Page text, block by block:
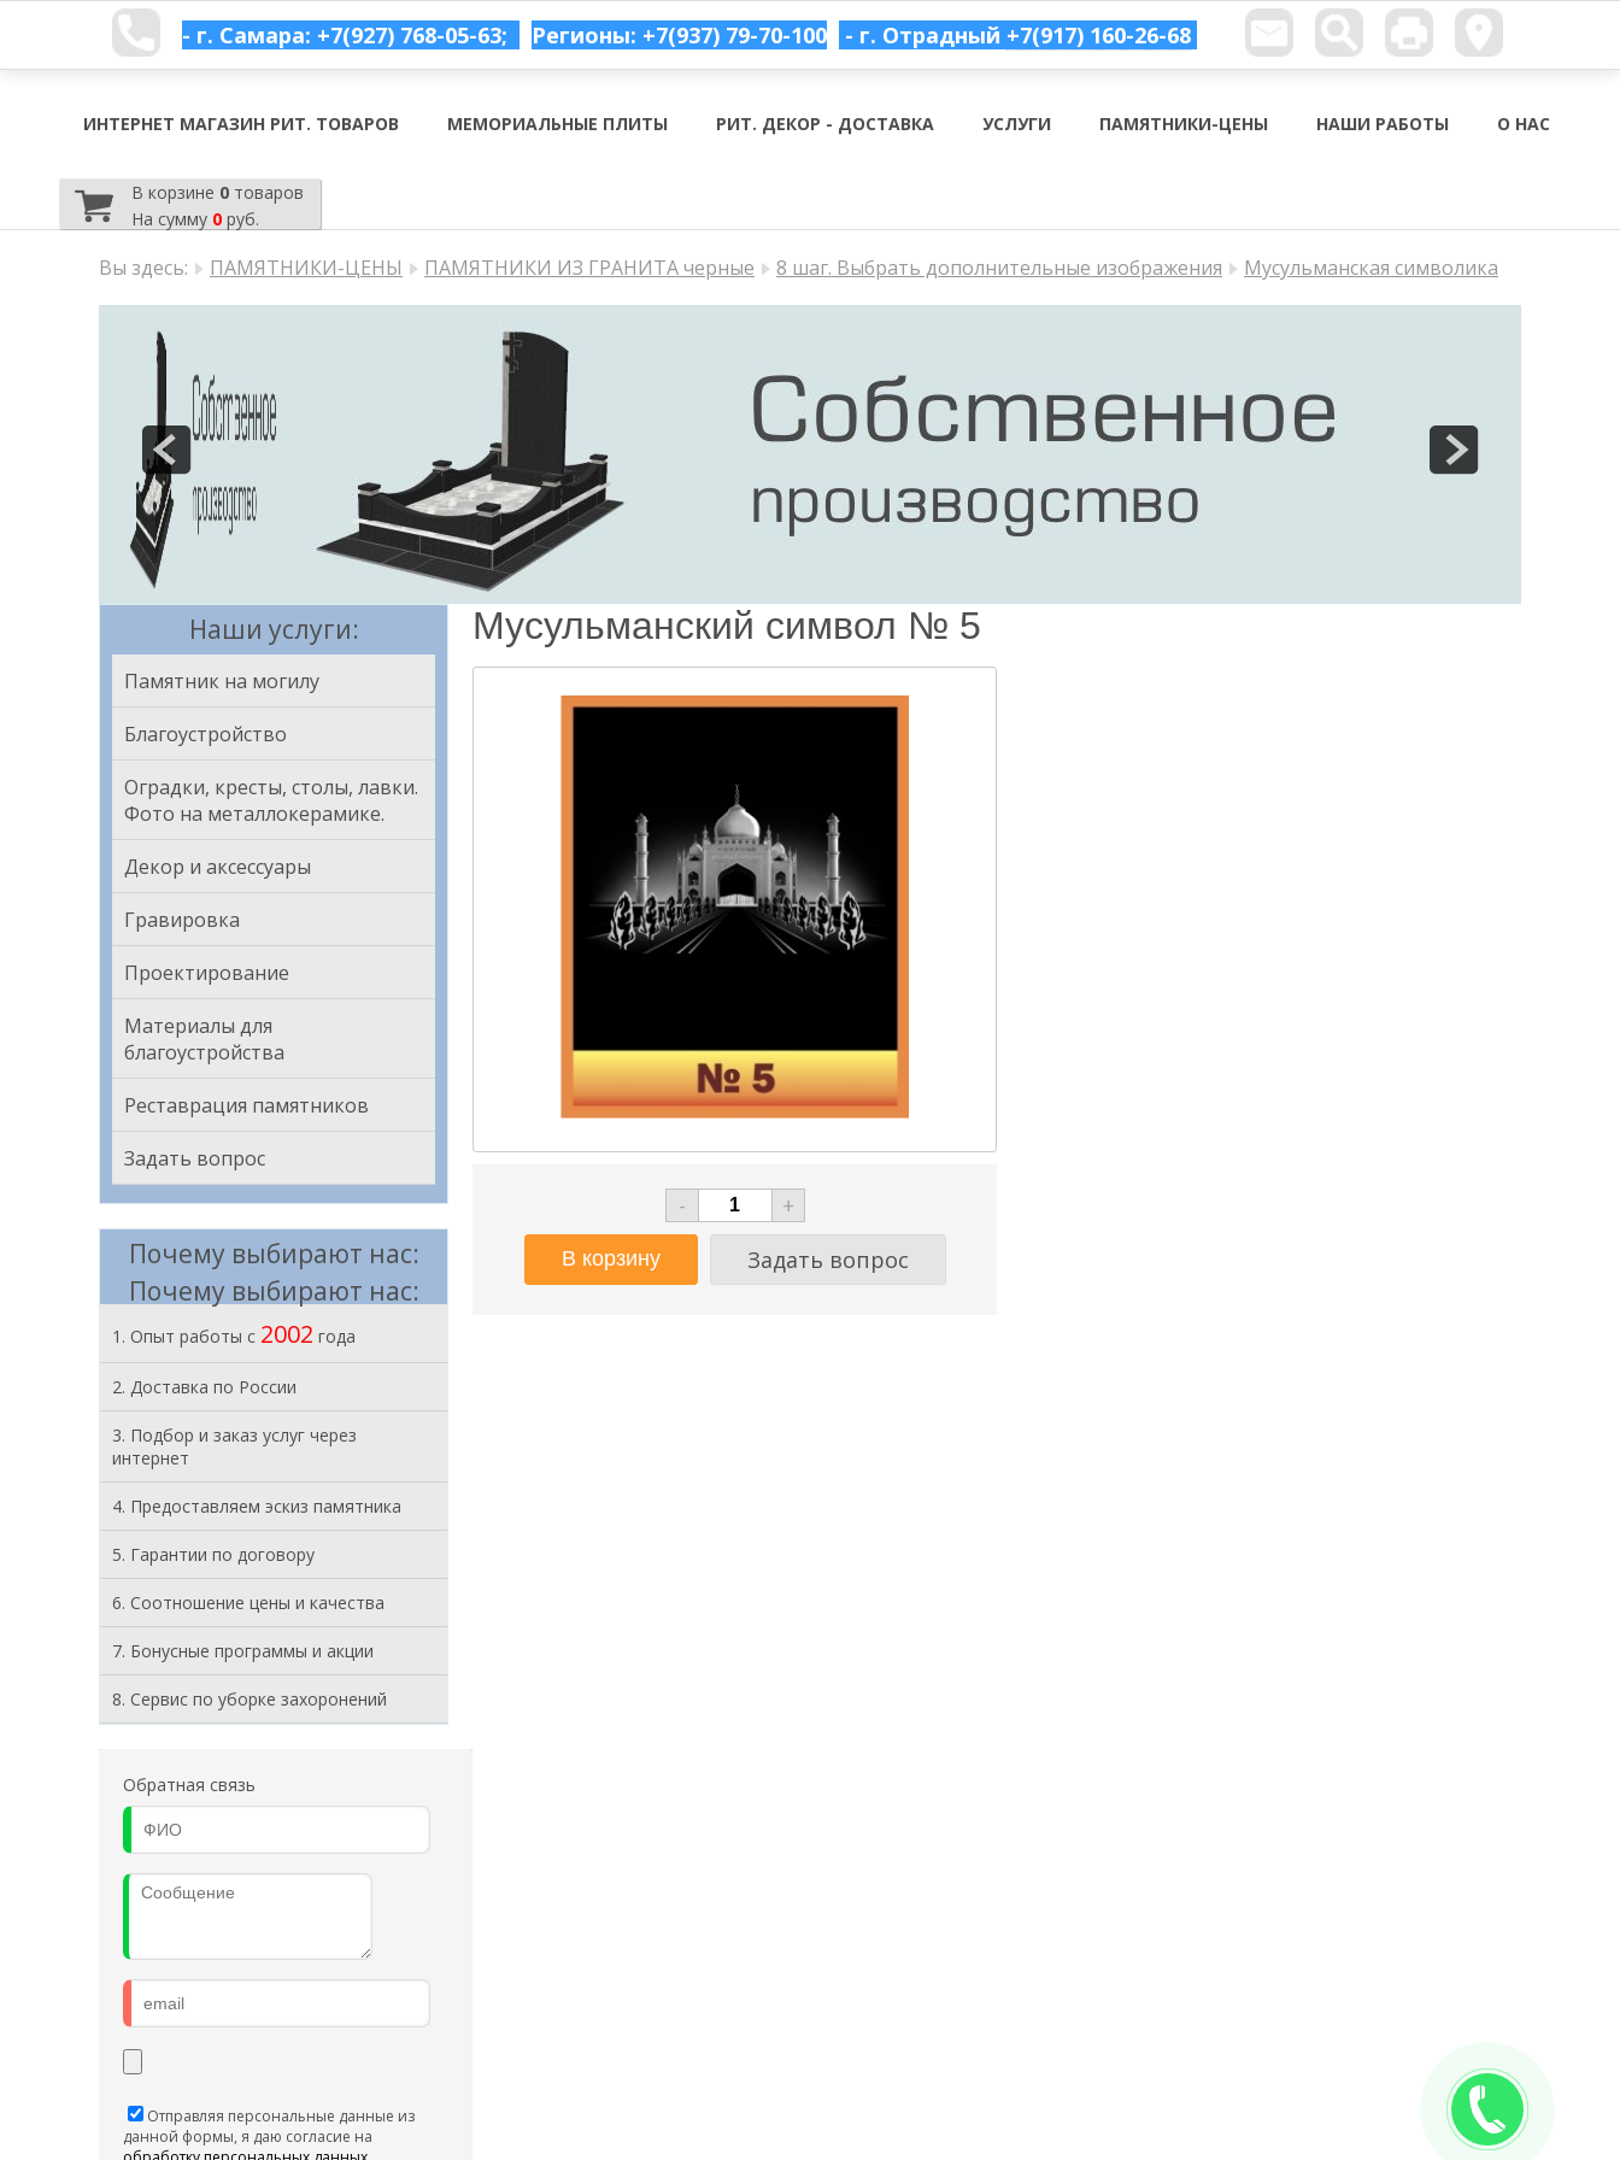
- г. Самара: +7(927) 768-05-63; Регионы: +7(937) 79-70-100 - г. Отрадный +7(917) 160-26-68
ИНТЕРНЕТ МАГАЗИН РИТ. ТОВАРОВ МЕМОРИАЛЬНЫЕ ПЛИТЫ РИТ. ДЕКОР - ДОСТАВКА УСЛУГИ ПАМЯТНИКИ-ЦЕНЫ НАШИ РАБОТЫ О НАС
В корзине 0товаров
На сумму 0руб.
Вы здесь: ПАМЯТНИКИ-ЦЕНЫ ПАМЯТНИКИ ИЗ ГРАНИТА черные 8 шаг. Выбрать дополнительные изображения Мусульманская символика
Наши услуги:
Памятник на могилу
Благоустройство
Оградки, кресты, столы, лавки.
Фото на металлокерамике.
Декор и аксессуары
Гравировка
Проектирование
Материалы для
благоустройства
Реставрация памятников
Задать вопрос
Почему выбирают нас:
Почему выбирают нас:
1. Опыт работы с 2002 года
2. Доставка по России
3. Подбор и заказ услуг через
интернет
4. Предоставляем эскиз памятника
5. Гарантии по договору
6. Соотношение цены и качества
7. Бонусные программы и акции
8. Cервис по уборке захоронений
Обратная связь
Отправляя персональные данные из
данной формы, я даю согласие на
Мусульманский символ № 5
-
+
Задать вопрос